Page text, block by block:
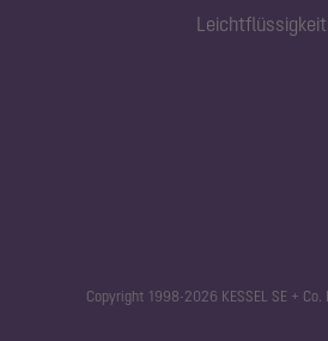
Copyright 1998-2026 KESSEL SE +